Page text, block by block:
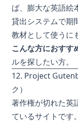
ば、膨大な英語絵
貸出システムで期
教材として使うに
こんな方におすす
ルを探したい方。
12. Project
ク）
著作権が切れた英
ているサイトです